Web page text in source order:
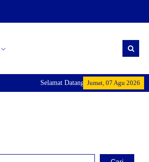
Jumat, 07 Agu 2026
Selamat Datang di MTs Negeri 2